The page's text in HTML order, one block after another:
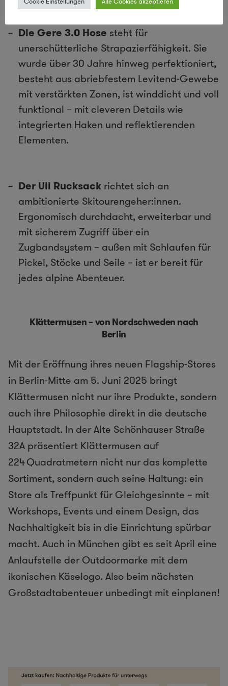
Die Gere 3.0 Hose steht für
unerschütterliche Strapazierfähigkeit. Sie
wurde über 30 Jahre hinweg perfektioniert,
besteht aus abriebfestem Levitend-Gewebe
mit verstärkten Zonen, ist winddicht und voll
funktional – mit cleveren Details wie
integrierten Haken und reflektierenden
Elementen.
Der Ull Rucksack richtet sich an
ambitionierte Skitourengeher:innen.
Ergonomisch durchdacht, erweiterbar und
mit sicherem Zugriff über ein
Zugbandsystem – außen mit Schlaufen für
Pickel, Stöcke und Seile – ist er bereit für
jedes alpine Abenteuer.
Klättermusen – von Nordschweden nach
Berlin
Mit der Eröffnung ihres neuen Flagship-Stores
in Berlin-Mitte am 5. Juni 2025 bringt
Klättermusen nicht nur ihre Produkte, sondern
auch ihre Philosophie direkt in die deutsche
Hauptstadt. In der Alte Schönhauser Straße
32A präsentiert Klättermusen auf
224 Quadratmetern nicht nur das komplette
Sortiment, sondern auch seine Haltung: ein
Store als Treffpunkt für Gleichgesinnte – mit
Workshops, Events und einem Design, das
Nachhaltigkeit bis in die Einrichtung spürbar
macht. Auch in München gibt es seit April eine
Anlaufstelle der Outdoormarke mit dem
ikonischen Käselogo. Also beim nächsten
Großstadtabenteuer unbedingt mit einplanen!